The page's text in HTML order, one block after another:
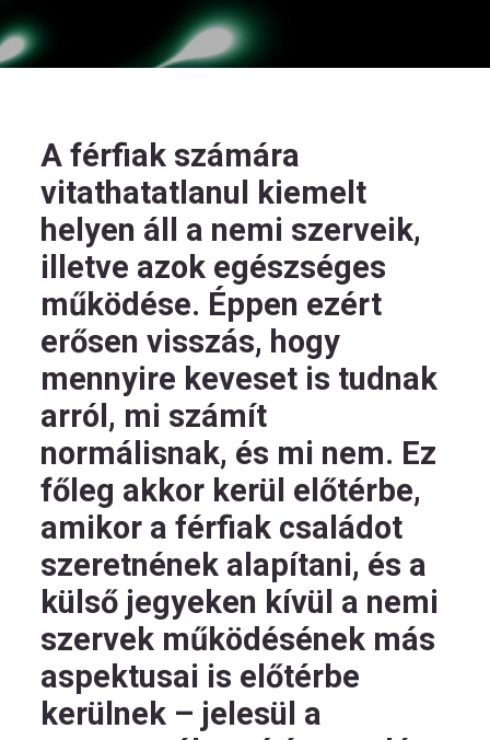
minket!
A férfiak számára
vitathatatlanul kiemelt
helyen áll a nemi szerveik,
illetve azok egészséges
működése. Éppen ezért
erősen visszás, hogy
mennyire keveset is tudnak
arról, mi számít
normálisnak, és mi nem. Ez
főleg akkor kerül előtérbe,
amikor a férfiak családot
szeretnének alapítani, és a
külső jegyeken kívül a nemi
szervek működésének más
aspektusai is előtérbe
kerülnek – jelesül a